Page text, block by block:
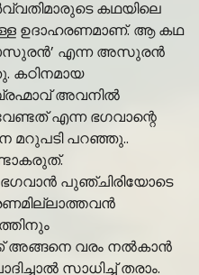
കഥയിലെ
ഉദാഹരണമാണ്. ആ കഥ
എന്ന അസുരൻ
കഠിനമായ
അവനിൽ
എന്ന ഭഗവാന്റെ
മറുപടി പറഞ്ഞു..
ഭഗവാൻ പുഞ്ചിരിയോടെ
അങ്ങനെ വരം നൽകാൻ
സാധിച്ച് തരാം.